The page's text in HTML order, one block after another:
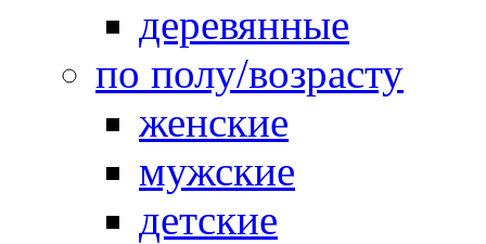
деревянные
по полу/возрасту
женские
мужские
детские